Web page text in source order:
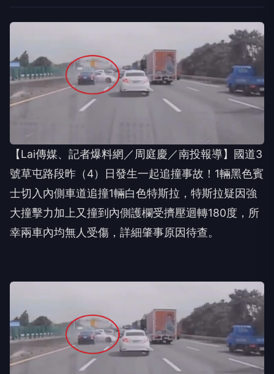
【Lai傳媒、記者爆料網／周庭慶／南投報導】國道3
號草屯路段昨（4）日發生一起追撞事故！1輛黑色賓
士切入內側車道追撞1輛白色特斯拉，特斯拉疑因強
大撞擊力加上又撞到內側護欄受擠壓迴轉180度，所
幸兩車內均無人受傷，詳細肇事原因待查。